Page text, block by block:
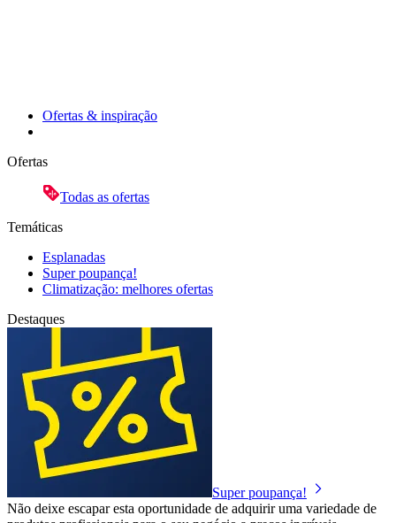
Ofertas & inspiração
Ofertas
Todas as ofertas
Temáticas
Esplanadas
Super poupança!
Climatização: melhores ofertas
Destaques
Super poupança!
Não deixe escapar esta oportunidade de adquirir uma variedade de